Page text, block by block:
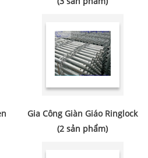
Gia Công Giàn Giáo Ringlock
(2 sản phẩm)